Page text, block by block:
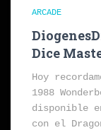
ARCADE
Dice
Hoy
1988
disponible
con el